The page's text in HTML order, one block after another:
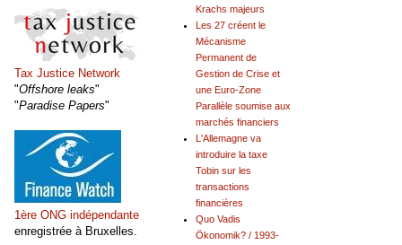
Krachs majeurs
Les 27 créent le
Mécanisme
Permanent de
Gestion de Crise et
une Euro-Zone
Parallèle soumise aux
marchés financiers
L'Allemagne va
introduire la taxe
Tobin sur les
transactions
financières
Quo Vadis
Ökonomik? / 1993-
Tax Justice Network
"Offshore leaks"
"Paradise Papers"
1ère ONG indépendante
enregistrée à Bruxelles.